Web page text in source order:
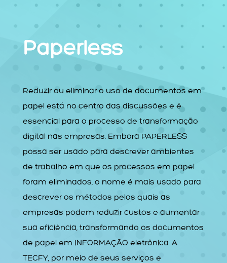
Paperless
Reduzir ou eliminar o uso de documentos em
papel está no centro das discussões e é
essencial para o processo de transformação
digital nas empresas. Embora PAPERLESS
possa ser usado para descrever ambientes
de trabalho em que os processos em papel
foram eliminados, o nome é mais usado para
descrever os métodos pelos quais as
empresas podem reduzir custos e aumentar
sua eficiência, transformando os documentos
de papel em INFORMAÇÃO eletrônica. A
TECFY, por meio de seus serviços e